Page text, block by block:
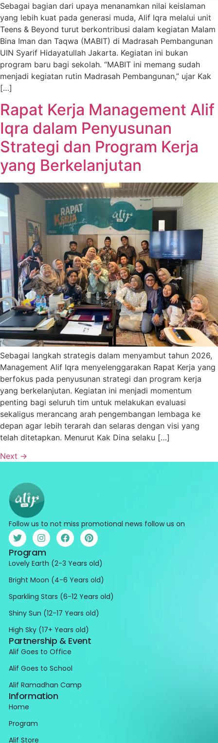
Sebagai bagian dari upaya menanamkan nilai keislaman
yang lebih kuat pada generasi muda, Alif Iqra melalui unit
Teens & Beyond turut berkontribusi dalam kegiatan Malam
Bina Iman dan Taqwa (MABIT) di Madrasah Pembangunan
UIN Syarif Hidayatullah Jakarta. Kegiatan ini bukan
program baru bagi sekolah. “MABIT ini memang sudah
menjadi kegiatan rutin Madrasah Pembangunan,” ujar Kak
[…]
Rapat Kerja Management Alif
Iqra dalam Penyusunan
Strategi dan Program Kerja
yang Berkelanjutan
Sebagai langkah strategis dalam menyambut tahun 2026,
Management Alif Iqra menyelenggarakan Rapat Kerja yang
berfokus pada penyusunan strategi dan program kerja
yang berkelanjutan. Kegiatan ini menjadi momentum
penting bagi seluruh tim untuk melakukan evaluasi
sekaligus merancang arah pengembangan lembaga ke
depan agar lebih terarah dan selaras dengan visi yang
telah ditetapkan. Menurut Kak Dina selaku […]
Next →
Follow us to not miss promotional news follow us on
Program
Lovely Earth (2-3 Years old)
Bright Moon (4-6 Years old)
Sparkling Stars (6-12 Years old)
Shiny Sun (12-17 Years old)
High Sky (17+ Years old)
Partnership & Event
Alif Goes to Office
Alif Goes to School
Alif Ramadhan Camp
Information
Home
Program
Alif Store